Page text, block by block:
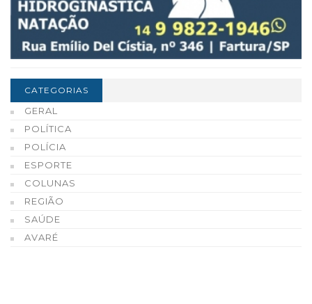
CATEGORIAS
GERAL
POLÍTICA
POLÍCIA
ESPORTE
COLUNAS
REGIÃO
SAÚDE
AVARÉ